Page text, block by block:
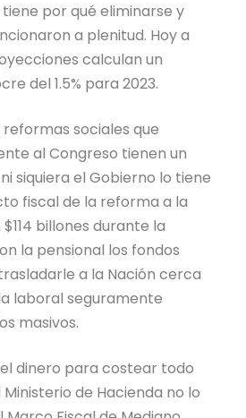
por qué eliminarse y
a plenitud. Hoy a
calculan un
del 1.5% para 2023.
sociales que
al Congreso tienen un
siquiera el Gobierno lo tiene
fiscal de la reforma a la
billones durante la
la pensional los fondos
a la Nación cerca
laboral seguramente
masivos.
dinero para costear todo
Ministerio de Hacienda no lo